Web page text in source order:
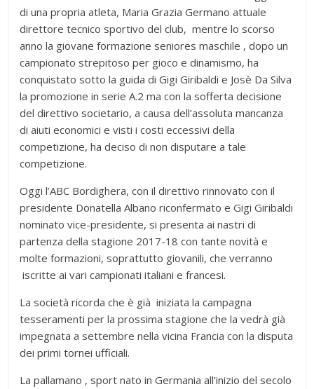
di una propria atleta, Maria Grazia Germano attuale
direttore tecnico sportivo del club, mentre lo scorso
anno la giovane formazione seniores maschile , dopo un
campionato strepitoso per gioco e dinamismo, ha
conquistato sotto la guida di Gigi Giribaldi e Josè Da Silva
la promozione in serie A.2 ma con la sofferta decisione
del direttivo societario, a causa dell’assoluta mancanza
di aiuti economici e visti i costi eccessivi della
competizione, ha deciso di non disputare a tale
competizione.
Oggi l’ABC Bordighera, con il direttivo rinnovato con il
presidente Donatella Albano riconfermato e Gigi Giribaldi
nominato vice-presidente, si presenta ai nastri di
partenza della stagione 2017-18 con tante novità e
molte formazioni, soprattutto giovanili, che verranno
iscritte ai vari campionati italiani e francesi.
La società ricorda che è già iniziata la campagna
tesseramenti per la prossima stagione che la vedrà già
impegnata a settembre nella vicina Francia con la disputa
dei primi tornei ufficiali.
La pallamano , sport nato in Germania all’inizio del secolo